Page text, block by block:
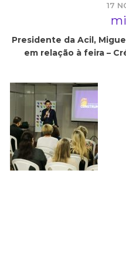
17
Presidente da Acil,
em relação à feira –